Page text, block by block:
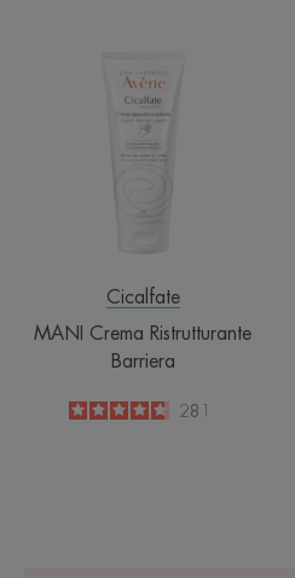
Crema
Ristrutturante
Barriera
Cicalfate
MANI Crema Ristrutturante
Barriera
4.8
/
5
281